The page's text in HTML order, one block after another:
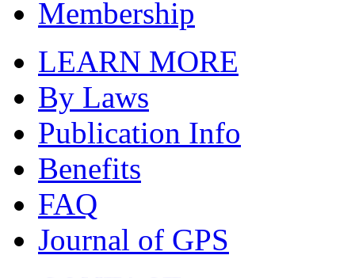
Membership
LEARN MORE
By Laws
Publication Info
Benefits
FAQ
Journal of GPS